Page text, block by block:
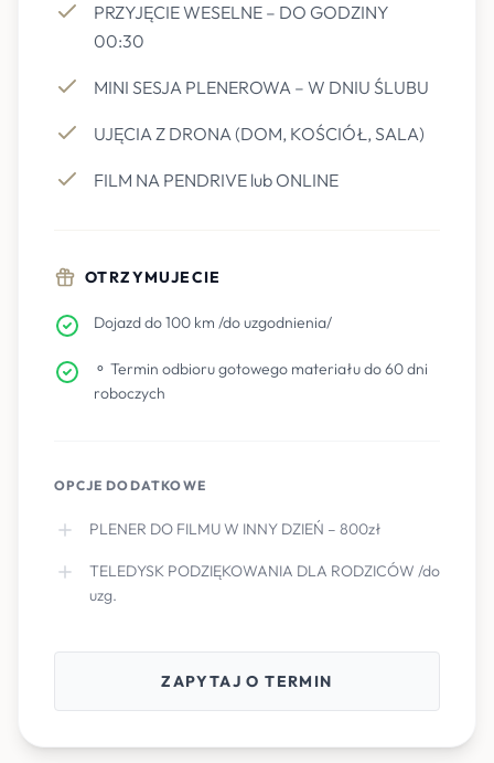
PRZYJĘCIE WESELNE – DO GODZINY
00:30
MINI SESJA PLENEROWA – W DNIU ŚLUBU
UJĘCIA Z DRONA (DOM, KOŚCIÓŁ, SALA)
FILM NA PENDRIVE lub ONLINE
OTRZYMUJECIE
Dojazd do 100 km /do uzgodnienia/
⚬ Termin odbioru gotowego materiału do 60 dni
roboczych
OPCJE DODATKOWE
PLENER DO FILMU W INNY DZIEŃ – 800zł
TELEDYSK PODZIĘKOWANIA DLA RODZICÓW /do
uzg.
ZAPYTAJ O TERMIN